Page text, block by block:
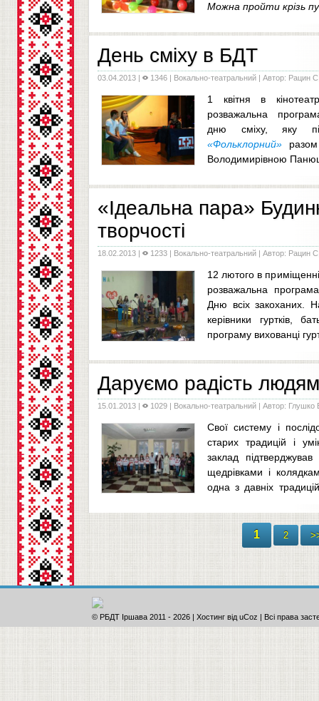
Можна пройти крізь
День сміху в БДТ
03.04.2013 | 1346 | Вокально-театральний | Автор: Рацин
1 квітня в
розважальна
дню сміху, яку
«Фольклорний»
Володимирівною
...
«Ідеальна пара»
творчості
18.02.2013 | 1233 | Вокально-театральний | Автор: Рацин
12 лютого в
розважальна
Дню всіх закоханих.
керівники гуртків,
програму вихованці
Даруємо радість людям
15.01.2013 | 1029 | Вокально-театральний | Автор: Глушко
Свої систему і
старих традицій і
заклад
щедрівками і
одна з давніх
1 2
© РБДТ Іршава 2011 - 2026 | Хостинг від uCoz | Всі права